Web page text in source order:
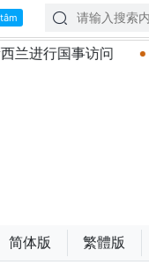
政府总理黎明兴
简体版 繁體版